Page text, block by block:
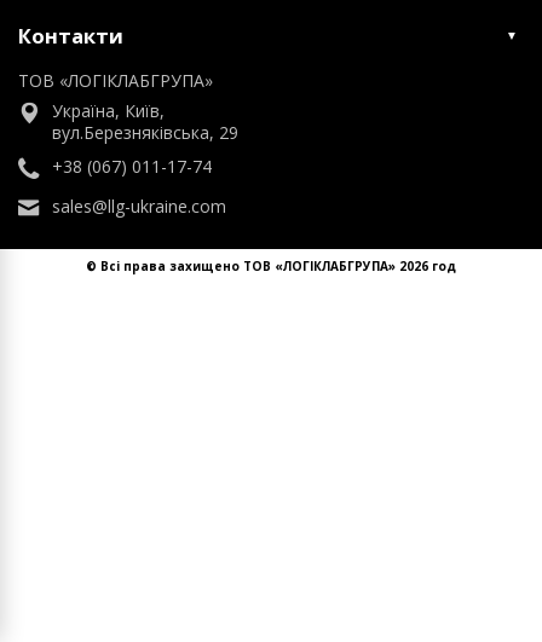
Контакти
ТОВ «ЛОГІКЛАБГРУПА»
Україна, Київ,
вул.Березняківська, 29
+38 (067) 011-17-74
sales@llg-ukraine.com
© Всі права захищено ТОВ «ЛОГІКЛАБГРУПА» 2026 год